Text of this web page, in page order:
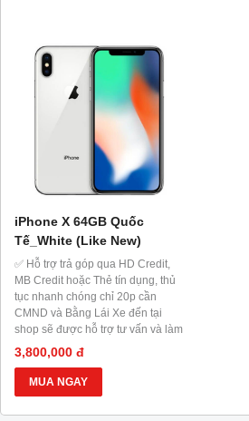
iPhone X 64GB Quốc
Tế_White (Like New)
✅ Hỗ trợ trả góp qua HD Credit,
MB Credit hoặc Thẻ tín dụng, thủ
tục nhanh chóng chỉ 20p cần
CMND và Bằng Lái Xe đến tại
shop sẽ được hỗ trợ tư vấn và làm
thủ tục ngay tại Shop.
3,800,000 đ
MUA NGAY